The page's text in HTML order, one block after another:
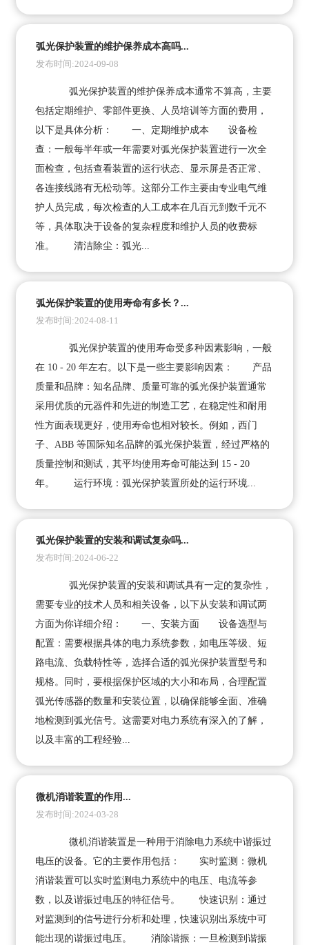
弧光保护装置的维护保养成本高吗...
发布时间:2024-09-08
弧光保护装置的维护保养成本通常不算高，主要
包括定期维护、零部件更换、人员培训等方面的费用，
以下是具体分析： 一、定期维护成本 设备检
查：一般每半年或一年需要对弧光保护装置进行一次全
面检查，包括查看装置的运行状态、显示屏是否正常、
各连接线路有无松动等。这部分工作主要由专业电气维
护人员完成，每次检查的人工成本在几百元到数千元不
等，具体取决于设备的复杂程度和维护人员的收费标
准。 清洁除尘：弧光...
弧光保护装置的使用寿命有多长？...
发布时间:2024-08-11
弧光保护装置的使用寿命受多种因素影响，一般
在 10 - 20 年左右。以下是一些主要影响因素： 产品
质量和品牌：知名品牌、质量可靠的弧光保护装置通常
采用优质的元器件和先进的制造工艺，在稳定性和耐用
性方面表现更好，使用寿命也相对较长。例如，西门
子、ABB 等国际知名品牌的弧光保护装置，经过严格的
质量控制和测试，其平均使用寿命可能达到 15 - 20
年。 运行环境：弧光保护装置所处的运行环境...
弧光保护装置的安装和调试复杂吗...
发布时间:2024-06-22
弧光保护装置的安装和调试具有一定的复杂性，
需要专业的技术人员和相关设备，以下从安装和调试两
方面为你详细介绍： 一、安装方面 设备选型与
配置：需要根据具体的电力系统参数，如电压等级、短
路电流、负载特性等，选择合适的弧光保护装置型号和
规格。同时，要根据保护区域的大小和布局，合理配置
弧光传感器的数量和安装位置，以确保能够全面、准确
地检测到弧光信号。这需要对电力系统有深入的了解，
以及丰富的工程经验...
微机消谐装置的作用...
发布时间:2024-03-28
微机消谐装置是一种用于消除电力系统中谐振过
电压的设备。它的主要作用包括： 实时监测：微机
消谐装置可以实时监测电力系统中的电压、电流等参
数，以及谐振过电压的特征信号。 快速识别：通过
对监测到的信号进行分析和处理，快速识别出系统中可
能出现的谐振过电压。 消除谐振：一旦检测到谐振